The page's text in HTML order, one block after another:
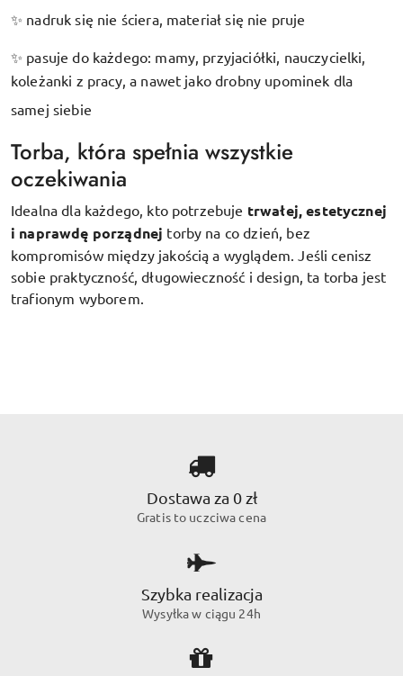
✨ nadruk się nie ściera, materiał się nie pruje
✨ pasuje do każdego: mamy, przyjaciółki, nauczycielki,
koleżanki z pracy, a nawet jako drobny upominek dla
samej siebie
Torba, która spełnia wszystkie
oczekiwania
Idealna dla każdego, kto potrzebuje trwałej, estetycznej
i naprawdę porządnej torby na co dzień, bez
kompromisów między jakością a wyglądem. Jeśli cenisz
sobie praktyczność, długowieczność i design, ta torba jest
trafionym wyborem.
Dostawa za 0 zł
Gratis to uczciwa cena
Szybka realizacja
Wysyłka w ciągu 24h